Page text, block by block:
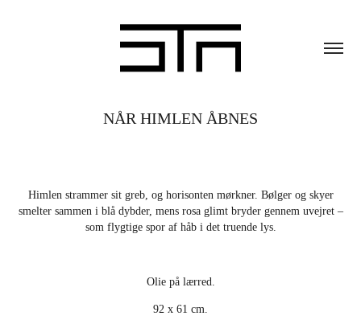
NÅR HIMLEN ÅBNES
Himlen strammer sit greb, og horisonten mørkner. Bølger og skyer
smelter sammen i blå dybder, mens rosa glimt bryder gennem uvejret –
som flygtige spor af håb i det truende lys.
Olie på lærred.
92 x 61 cm.